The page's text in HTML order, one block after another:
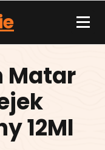
Matar
12Ml